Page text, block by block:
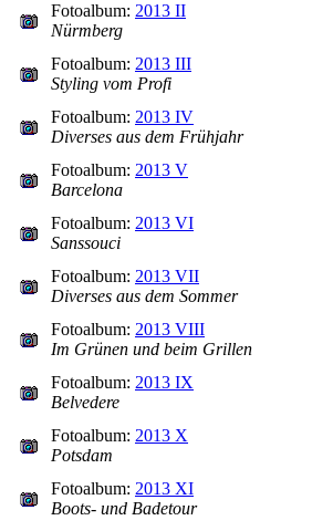
Fotoalbum: 2013 II
Nürmberg
Fotoalbum: 2013 III
Styling vom Profi
Fotoalbum: 2013 IV
Diverses aus dem Frühjahr
Fotoalbum: 2013 V
Barcelona
Fotoalbum: 2013 VI
Sanssouci
Fotoalbum: 2013 VII
Diverses aus dem Sommer
Fotoalbum: 2013 VIII
Im Grünen und beim Grillen
Fotoalbum: 2013 IX
Belvedere
Fotoalbum: 2013 X
Potsdam
Fotoalbum: 2013 XI
Boots- und Badetour